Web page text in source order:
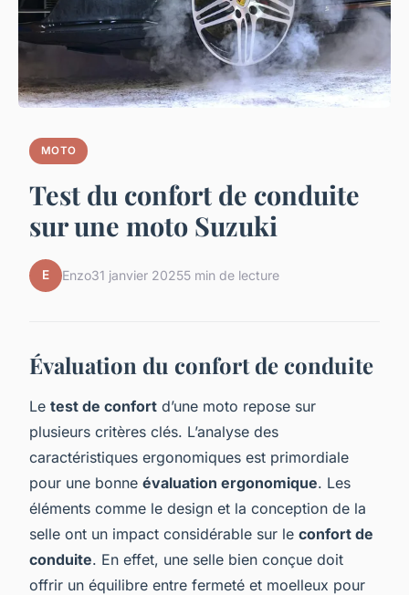
MOTO
Test du confort de conduite
sur une moto Suzuki
E Enzo31 janvier 20255 min de lecture
Évaluation du confort de conduite
Le test de confort d’une moto repose sur
plusieurs critères clés. L’analyse des
caractéristiques ergonomiques est primordiale
pour une bonne évaluation ergonomique. Les
éléments comme le design et la conception de la
selle ont un impact considérable sur le confort de
conduite. En effet, une selle bien conçue doit
offrir un équilibre entre fermeté et moelleux pour